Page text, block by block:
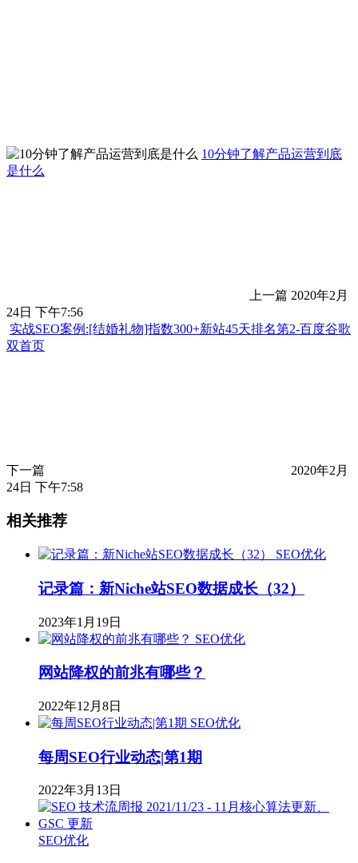
10分钟了解产品运营到底
是什么
上一篇 2020年2月
24日 下午7:56
实战SEO案例:[结婚礼物]指数300+新站45天排名第2-百度谷歌
双首页
下一篇
2020年2月
24日 下午7:58
相关推荐
SEO优化
记录篇：新Niche站SEO数据成长（32）
2023年1月19日
SEO优化
网站降权的前兆有哪些？
2022年12月8日
SEO优化
每周SEO行业动态|第1期
2022年3月13日
SEO优化